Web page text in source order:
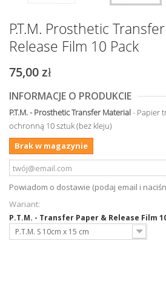
P.T.M. Prosthetic
Release Film 10 Pack
75,00 zł
INFORMACJE O PRODUKCIE
P.T.M. - Prosthetic Transfer Material- Papier
ochronną 10 sztuk (bez kleju)
Brak w magazynie
Powiadom o dostawie (podaj email i
Wariant:
P.T.M. - Transfer Paper & Release Film
P.T.M. S 10cm x 15 cm